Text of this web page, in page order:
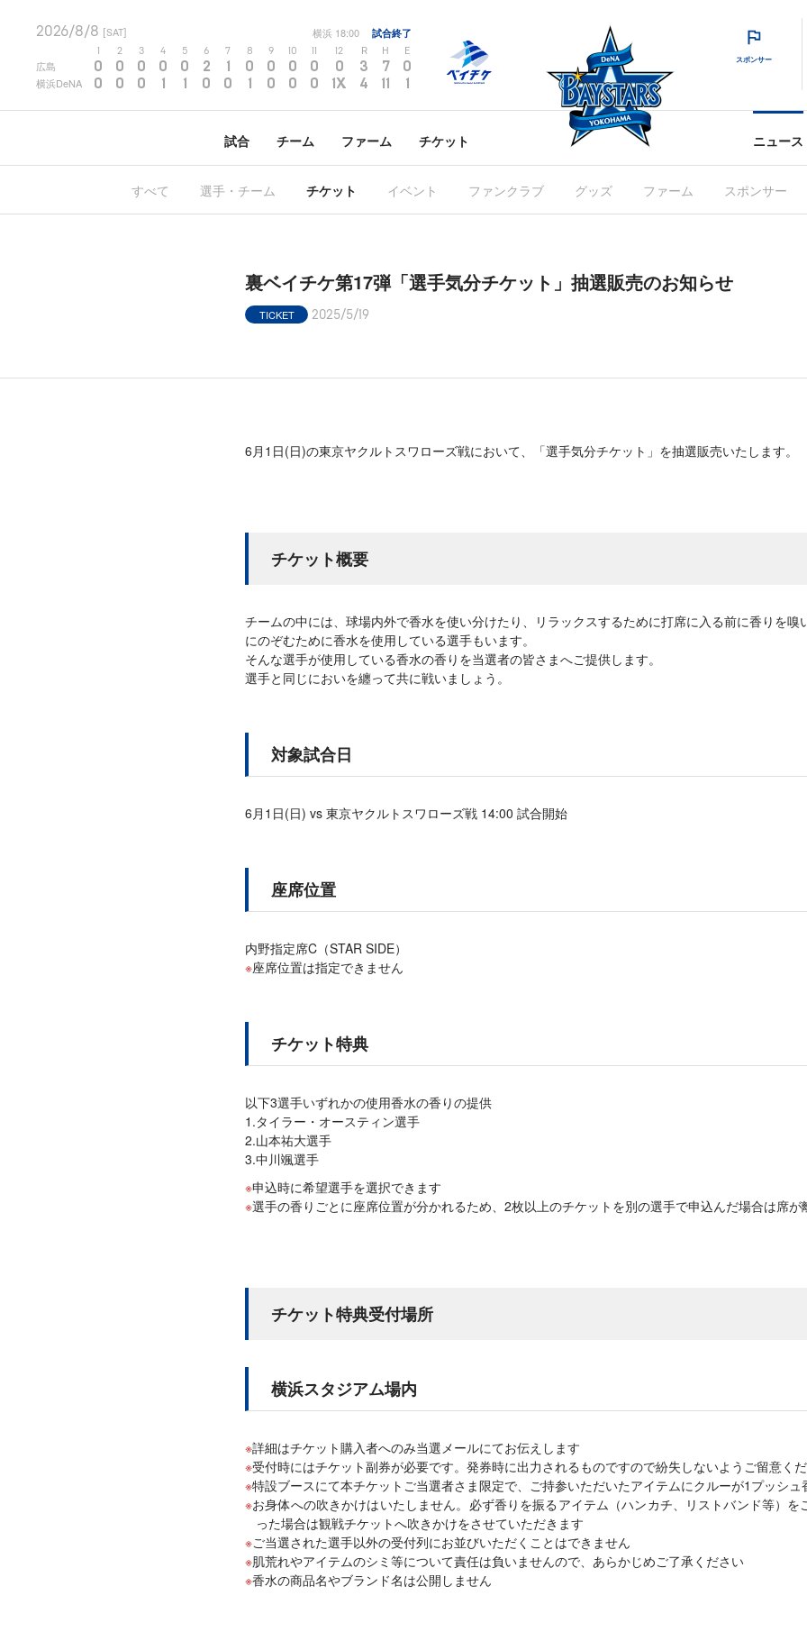
2026/8/8 [SAT] 横浜 18:00 試合終了
2 3 4 5 6 7 8 9 10 12 R H E
広島 0 0 0 0 0 2 1 0 0 0 0 0 3 7 0
横浜DeNA 0 0 0 1 1 0 0 1 0 0 0 1X 4 11 1
スポンサー
試合 チーム ファーム チケット ニュース
すべて 選手・チーム チケット イベント ファンクラブ グッズ ファーム スポンサー
裏ベイチケ第17弾「選手気分チケット」抽選販売のお知らせ
TICKET 2025/5/19
6月1日(日)の東京ヤクルトスワローズ戦において、「選手気分チケット」を抽選販売いたします。
チケット概要
チームの中には、球場内外で香水を使い分けたり、リラックスするために打席に入る前に香りを嗅
にのぞむために香水を使用している選手もいます。
そんな選手が使用している香水の香りを当選者の皆さまへご提供します。
選手と同じにおいを纏って共に戦いましょう。
対象試合日
6月1日(日) vs 東京ヤクルトスワローズ戦 14:00 試合開始
座席位置
内野指定席C（STAR SIDE）
座席位置は指定できません
チケット特典
以下3選手いずれかの使用香水の香りの提供
1.タイラー・オースティン選手
2.山本祐大選手
3.中川颯選手
申込時に希望選手を選択できます
選手の香りごとに座席位置が分かれるため、2枚以上のチケットを別の選手で申込んだ場合は席が
チケット特典受付場所
横浜スタジアム場内
詳細はチケット購入者へのみ当選メールにてお伝えします
受付時にはチケット副券が必要です。発券時に出力されるものですので紛失しないようご留意く
特設ブースにて本チケットご当選者さま限定で、ご持参いただいたアイテムにクルーが1プッシュ
お身体への吹きかけはいたしません。必ず香りを振るアイテム（ハンカチ、リストバンド等）を
った場合は観戦チケットへ吹きかけをさせていただきます
ご当選された選手以外の受付列にお並びいただくことはできません
肌荒れやアイテムのシミ等について責任は負いませんので、あらかじめご了承ください
香水の商品名やブランド名は公開しません